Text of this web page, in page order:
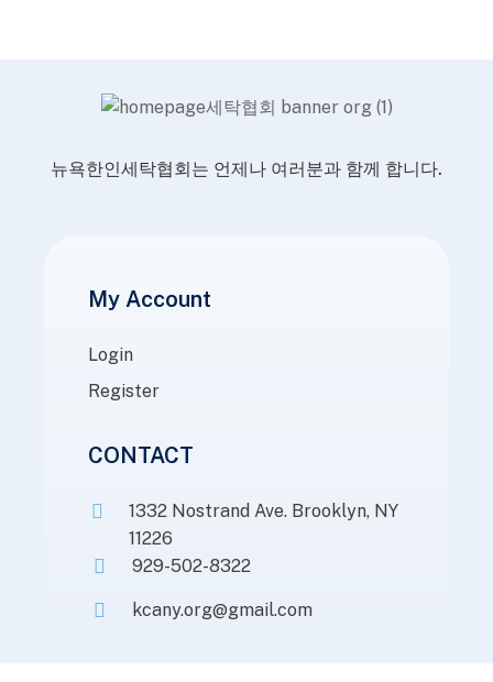
뉴욕한인세탁협회는 언제나 여러분과 함께 합니다.
My Account
Login
Register
CONTACT
1332 Nostrand Ave. Brooklyn, NY
11226
929-502-8322
kcany.org@gmail.com